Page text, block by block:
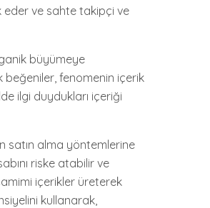
eder ve sahte takipçi ve
büyümeye
beğeniler, fenomenin içerik
ilgi duydukları içeriği
satın alma yöntemlerine
riske atabilir ve
içerikler üreterek
kullanarak,